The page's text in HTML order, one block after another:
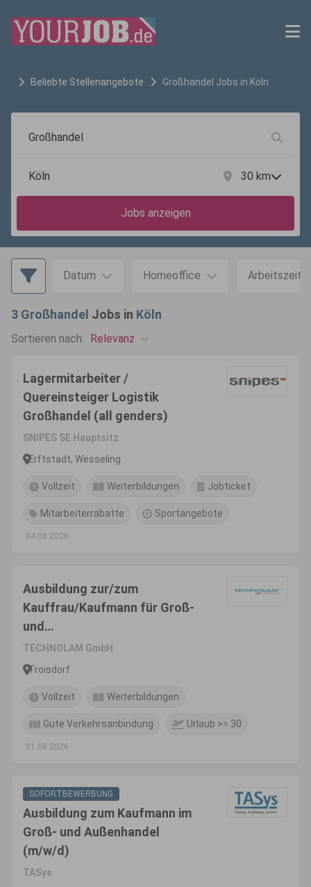
Beliebte Stellenangebote Großhandel Jobs in Köln
30 km
Jobs anzeigen
Datum Homeoffice Arbeitszeit
3 Großhandel Jobs in Köln
Sortieren nach: Relevanz
Lagermitarbeiter /
Quereinsteiger Logistik
Großhandel (all genders)
SNIPES SE Hauptsitz
Erftstadt, Wesseling
Vollzeit Weiterbildungen Jobticket
Mitarbeiterrabatte Sportangebote
04.08.2026
Ausbildung zur/zum
Kauffrau/Kaufmann für Groß-
und
Außenhandelsmanagement
(m/w/d)
TECHNOLAM GmbH
Troisdorf
Vollzeit Weiterbildungen
Gute Verkehrsanbindung Urlaub >= 30
01.08.2026
SOFORTBEWERBUNG
Ausbildung zum Kaufmann im
Groß- und Außenhandel
(m/w/d)
TASys